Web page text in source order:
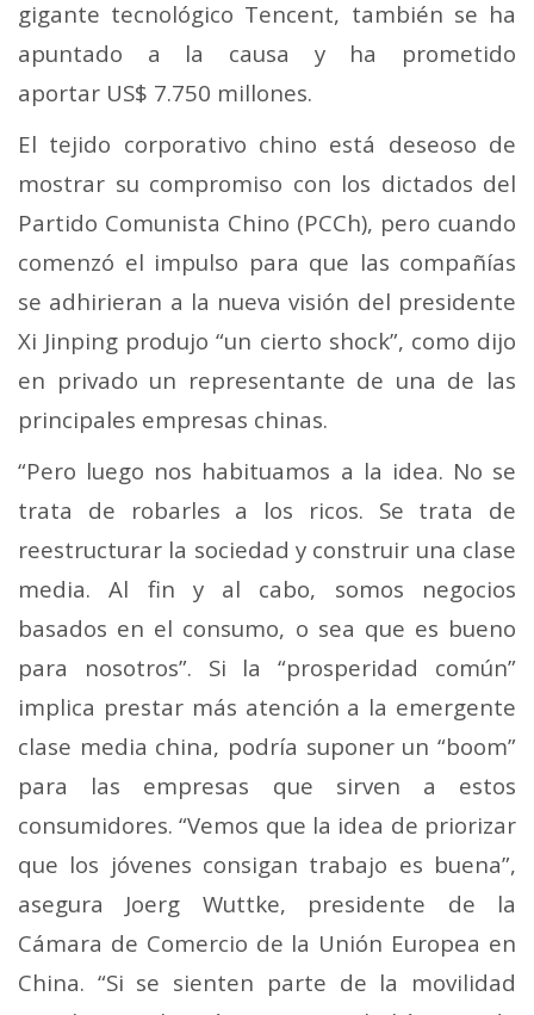
gigante tecnológico Tencent, también se ha
apuntado a la causa y ha prometido
aportar US$ 7.750 millones.
El tejido corporativo chino está deseoso de
mostrar su compromiso con los dictados del
Partido Comunista Chino (PCCh), pero cuando
comenzó el impulso para que las compañías
se adhirieran a la nueva visión del presidente
Xi Jinping produjo “un cierto shock”, como dijo
en privado un representante de una de las
principales empresas chinas.
“Pero luego nos habituamos a la idea. No se
trata de robarles a los ricos. Se trata de
reestructurar la sociedad y construir una clase
media. Al fin y al cabo, somos negocios
basados en el consumo, o sea que es bueno
para nosotros”. Si la “prosperidad común”
implica prestar más atención a la emergente
clase media china, podría suponer un “boom”
para las empresas que sirven a estos
consumidores.“Vemos que la idea de priorizar
que los jóvenes consigan trabajo es buena”,
asegura Joerg Wuttke, presidente de la
Cámara de Comercio de la Unión Europea en
China. “Si se sienten parte de la movilidad